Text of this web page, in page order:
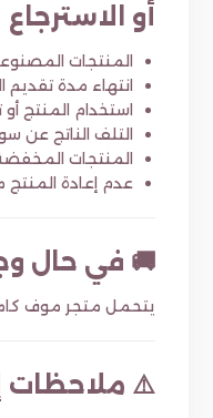
أو الاسترجاع
المنتجات
انتهاء مدة تقديم
استخدام المنتج أو
التلف الناتج عن
المنتجات
عدم إعادة
🚚 في حال
يتحمل متجر موف
⚠️ ملاحظات